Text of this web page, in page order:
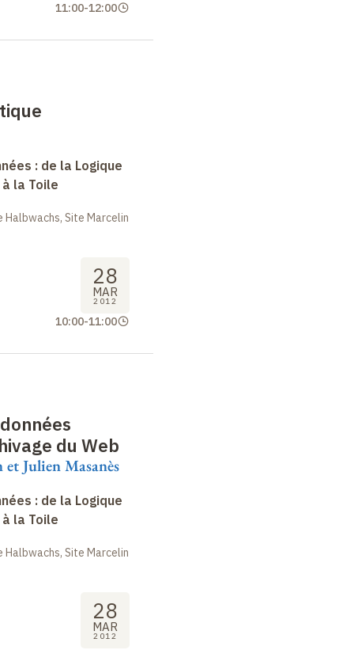
11:00-12:00
: de la Logique
la Toile
Site Marcelin
28
MAR
2012
10:00-11:00
du Web
Julien Masanès
: de la Logique
la Toile
Site Marcelin
28
MAR
2012